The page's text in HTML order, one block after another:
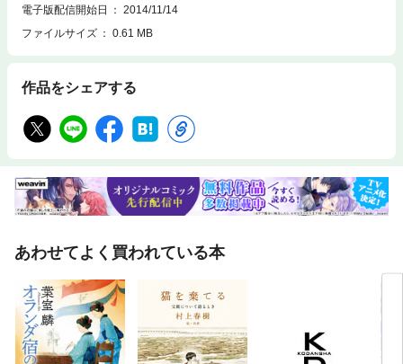
電子版配信開始日
2014/11/14
ファイルサイズ
0.61 MB
作品をシェアする
あわせてよく買われている本